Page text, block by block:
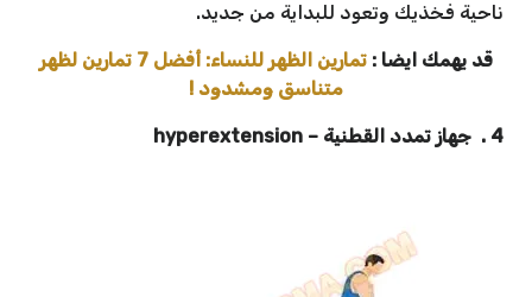
ناحية فخذيك وتعود للبداية من جديد.
قد يهمك ايضا :
تمارين الظهر للنساء: أفضل 7 تمارين لظهر
متناسق ومشدود !
4 . جهاز تمدد القطنية – hyperextension